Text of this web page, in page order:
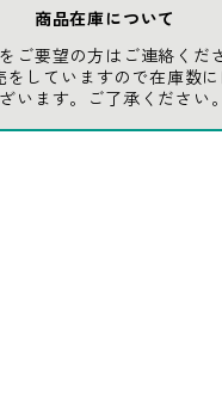
商品在庫について
ご要望の方はご連絡くだ
をしていますので在庫数
います。ご了承ください。